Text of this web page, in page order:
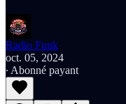
Radio Funk
oct. 05, 2024
∙ Abonné payant